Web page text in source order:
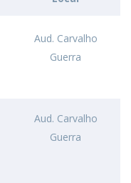
Aud. Carvalho
Guerra
Aud. Carvalho
Guerra